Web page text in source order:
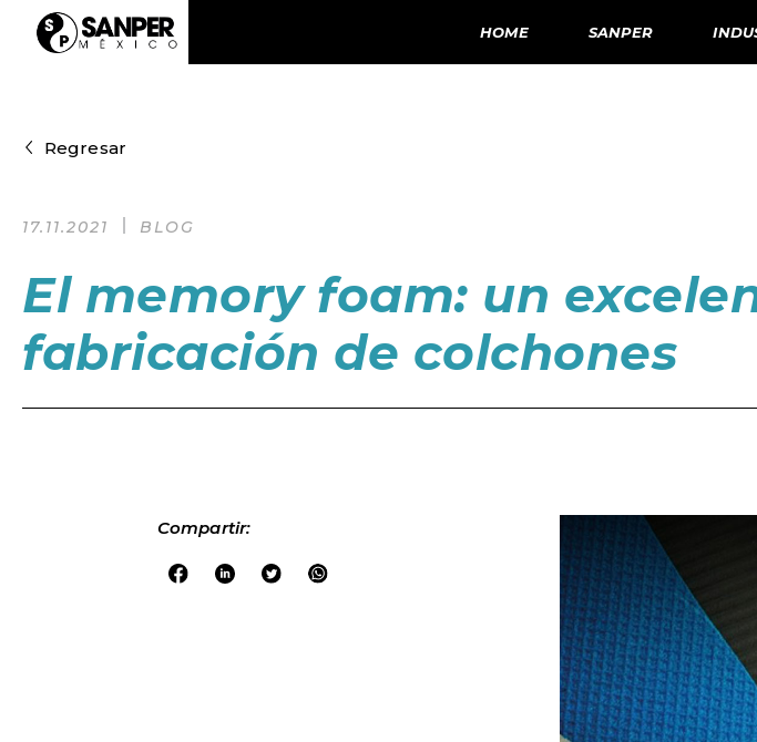
HOME SANPER
Regresar
17.11.2021 BLOG
El memory foam: un
fabricación de colchones
Compartir: